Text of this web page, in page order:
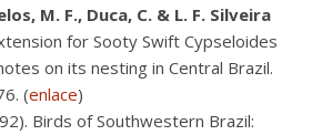
M. F., Duca, C. & L. F. Silveira
for Sooty Swift Cypseloides
on its nesting in Central Brazil.
(enlace)
Birds of Southwestern Brazil: